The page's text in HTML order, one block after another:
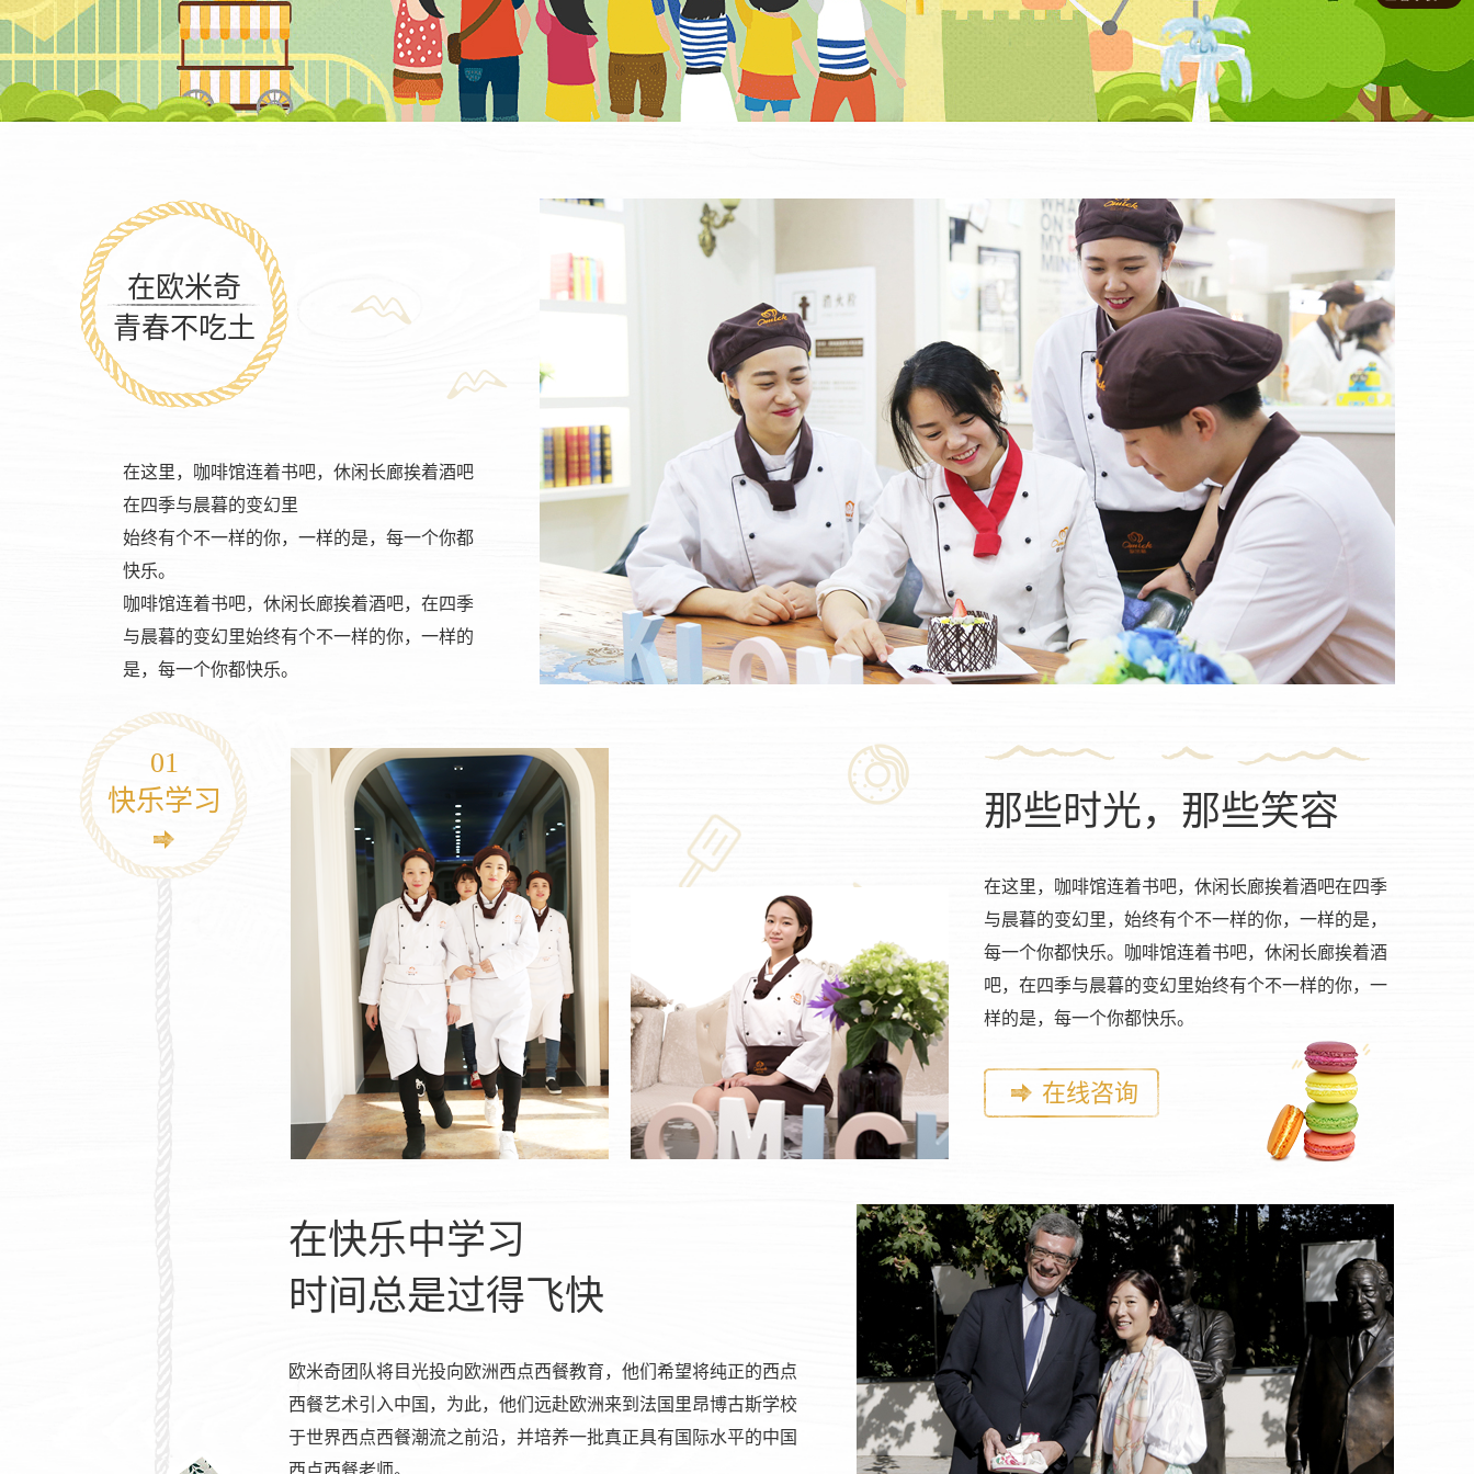
在欧米奇
青春不吃土
在这里，咖啡馆连着书吧，休闲长廊挨着酒吧
在四季与晨暮的变幻里
始终有个不一样的你，一样的是，每一个你都
快乐。
咖啡馆连着书吧，休闲长廊挨着酒吧，在四季
与晨暮的变幻里始终有个不一样的你，一样的
是，每一个你都快乐。
01
快乐学习
那些时光，那些笑容
在这里，咖啡馆连着书吧，休闲长廊挨着酒吧在四季
与晨暮的变幻里，始终有个不一样的你，一样的是，
每一个你都快乐。咖啡馆连着书吧，休闲长廊挨着酒
吧，在四季与晨暮的变幻里始终有个不一样的你，一
样的是，每一个你都快乐。
在线咨询
在快乐中学习
时间总是过得飞快
欧米奇团队将目光投向欧洲西点西餐教育，他们希望将纯正的西点
西餐艺术引入中国，为此，他们远赴欧洲来到法国里昂博古斯学校
于世界西点西餐潮流之前沿，并培养一批真正具有国际水平的中国
西点西餐老师。